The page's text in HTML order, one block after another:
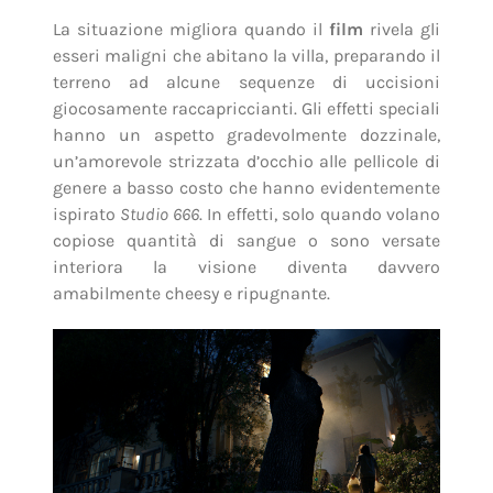
La situazione migliora quando il film rivela gli
esseri maligni che abitano la villa, preparando il
terreno ad alcune sequenze di uccisioni
giocosamente raccapriccianti. Gli effetti speciali
hanno un aspetto gradevolmente dozzinale,
un’amorevole strizzata d’occhio alle pellicole di
genere a basso costo che hanno evidentemente
ispirato Studio 666. In effetti, solo quando volano
copiose quantità di sangue o sono versate
interiora la visione diventa davvero
amabilmente cheesy e ripugnante.